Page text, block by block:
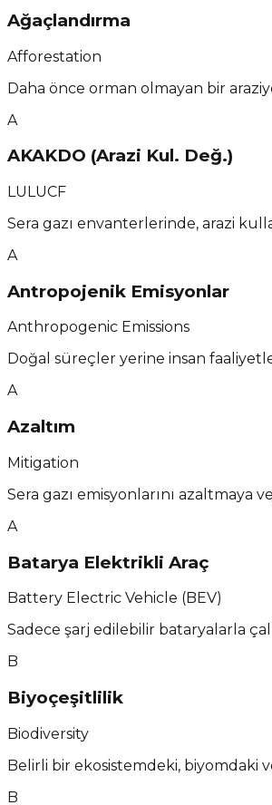
Ağaçlandırma
Afforestation
Daha önce orman olmayan bir
A
AKAKDO (Arazi Kul. Değ.)
LULUCF
Sera gazı envanterlerinde, arazi
A
Antropojenik Emisyonlar
Anthropogenic Emissions
Doğal süreçler yerine insan
A
Azaltım
Mitigation
Sera gazı emisyonlarını azaltmaya
A
Batarya Elektrikli Araç
Battery Electric Vehicle (BEV)
Sadece şarj edilebilir bataryalarla
B
Biyoçeşitlilik
Biodiversity
Belirli bir ekosistemdeki, biyomdaki
B